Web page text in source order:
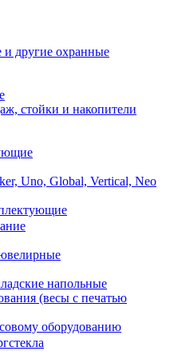
и другие охранные
стойки и накопители
Uno, Global, Vertical, Neo
напольные
(весы с печатью
оборудованию